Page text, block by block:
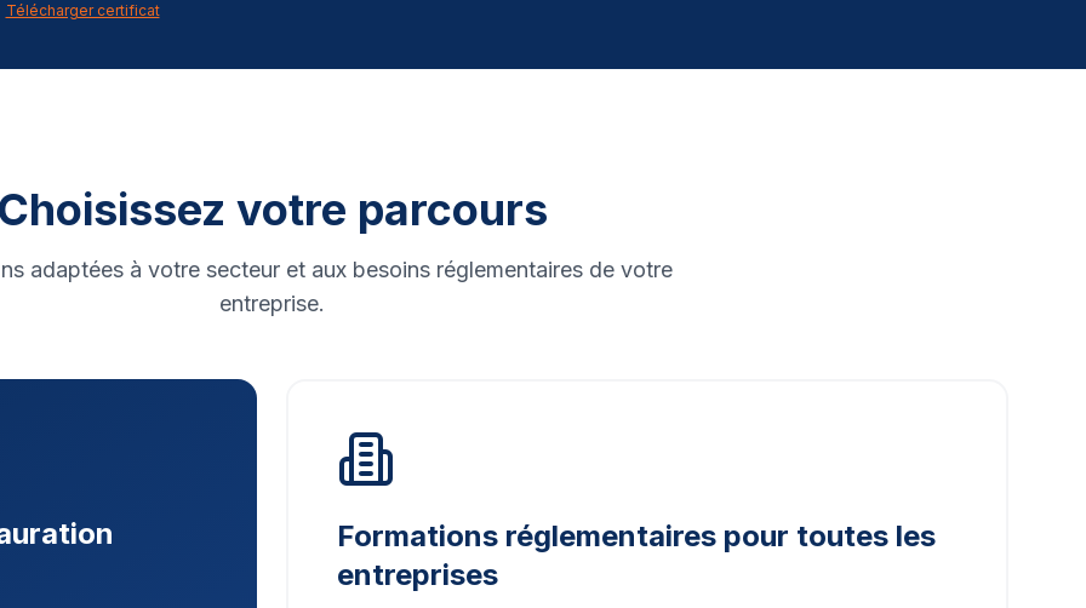
Télécharger certificat
votre parcours
adaptées à votre secteur et aux besoins réglementaires de votre
entreprise.
Formations réglementaires pour toutes les
entreprises